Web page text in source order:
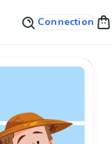
Connection